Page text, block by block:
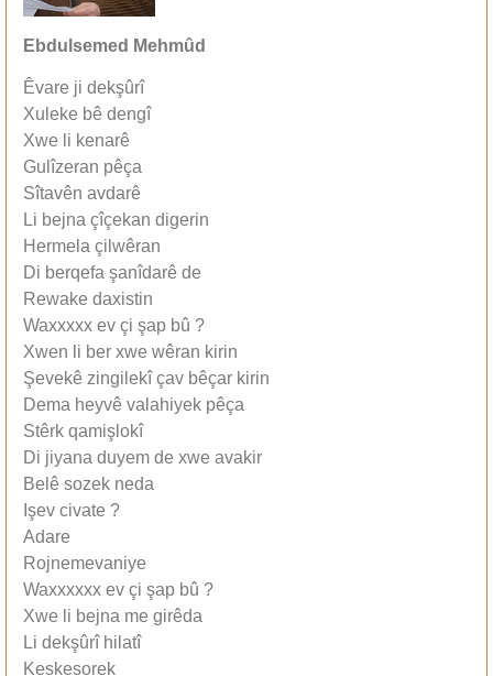
Ebdulsemed Mehmûd
Êvare ji dekşûrî
Xuleke bê dengî
Xwe li kenarê
Gulîzeran pêça
Sîtavên avdarê
Li bejna çîçekan digerin
Hermela çilwêran
Di berqefa şanîdarê de
Rewake daxistin
Waxxxxx ev çi şap bû ?
Xwen li ber xwe wêran kirin
Şevekê zingilekî çav bêçar kirin
Dema heyvê valahiyek pêça
Stêrk qamişlokî
Di jiyana duyem de xwe avakir
Belê sozek neda
Işev civate ?
Adare
Rojnemevaniye
Waxxxxxx ev çi şap bû ?
Xwe li bejna me girêda
Li dekşûrî hilatî
Keskesorek